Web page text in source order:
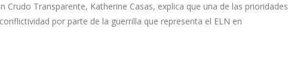
Crudo Transparente, Katherine Casas, explica que una de las prioridades
por parte de la guerrilla que representa el ELN en